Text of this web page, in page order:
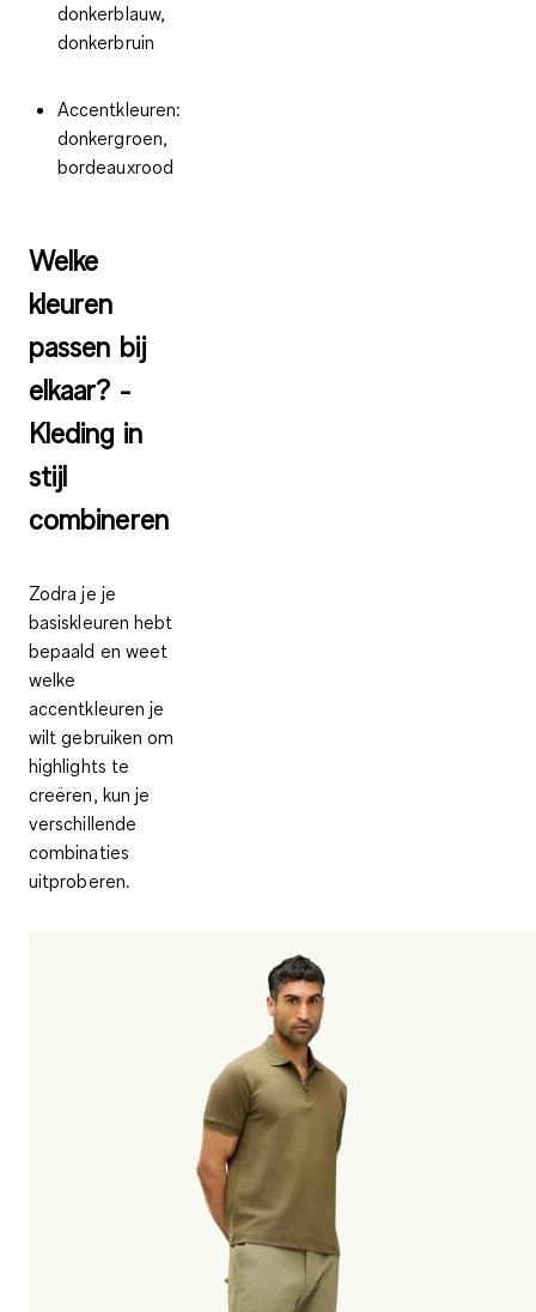
donkerblauw,
donkerbruin
Accentkleuren:
donkergroen,
bordeauxrood
Welke
kleuren
passen bij
elkaar? -
Kleding in
stijl
combineren
Zodra je je
basiskleuren hebt
bepaald en weet
welke
accentkleuren je
wilt gebruiken om
highlights te
creëren, kun je
verschillende
combinaties
uitproberen.